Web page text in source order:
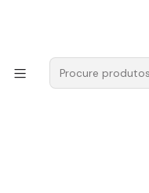
para
Produtores
Soalheiro Rosé Mineral